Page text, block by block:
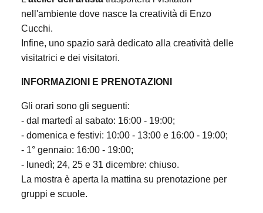
nell'ambiente dove nasce la creatività di Enzo
Cucchi.
Infine, uno spazio sarà dedicato alla creatività delle
visitatrici e dei visitatori.
INFORMAZIONI E PRENOTAZIONI
Gli orari sono gli seguenti:
- dal martedì al sabato: 16:00 - 19:00;
- domenica e festivi: 10:00 - 13:00 e 16:00 - 19:00;
- 1° gennaio: 16:00 - 19:00;
- lunedì; 24, 25 e 31 dicembre: chiuso.
La mostra è aperta la mattina su prenotazione per
gruppi e scuole.